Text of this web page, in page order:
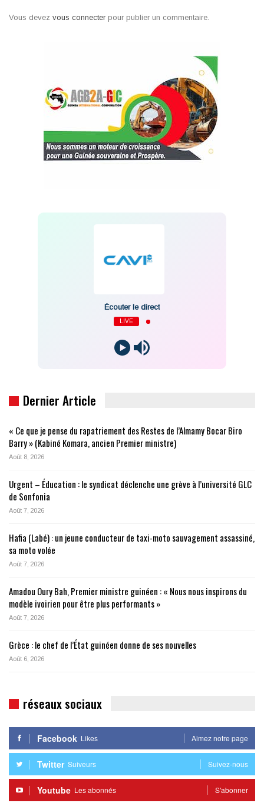
Vous devez vous connecter pour publier un commentaire.
Écouter le direct
LIVE
Dernier Article
« Ce que je pense du rapatriement des Restes de l’Almamy Bocar Biro
Barry » (Kabiné Komara, ancien Premier ministre)
Août 8, 2026
Urgent – Éducation : le syndicat déclenche une grève à l’université GLC
de Sonfonia
Août 7, 2026
Hafia (Labé) : un jeune conducteur de taxi-moto sauvagement assassiné,
sa moto volée
Août 7, 2026
Amadou Oury Bah, Premier ministre guinéen : « Nous nous inspirons du
modèle ivoirien pour être plus performants »
Août 7, 2026
Grèce : le chef de l’État guinéen donne de ses nouvelles
Août 6, 2026
réseaux sociaux
Facebook Likes Aimez notre page
Twitter Suiveurs Suivez-nous
Youtube Les abonnés S'abonner